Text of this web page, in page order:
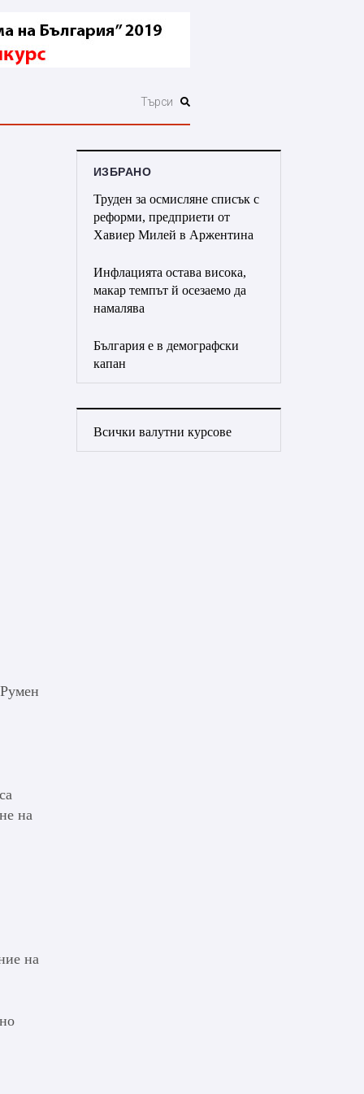
на
на
ИЗБРАНО
Труден за осмисляне списък с
реформи, предприети от
Хавиер Милей в Аржентина
Инфлацията остава висока,
макар темпът й осезаемо да
намалява
България е в демографски
капан
Всички валутни курсове